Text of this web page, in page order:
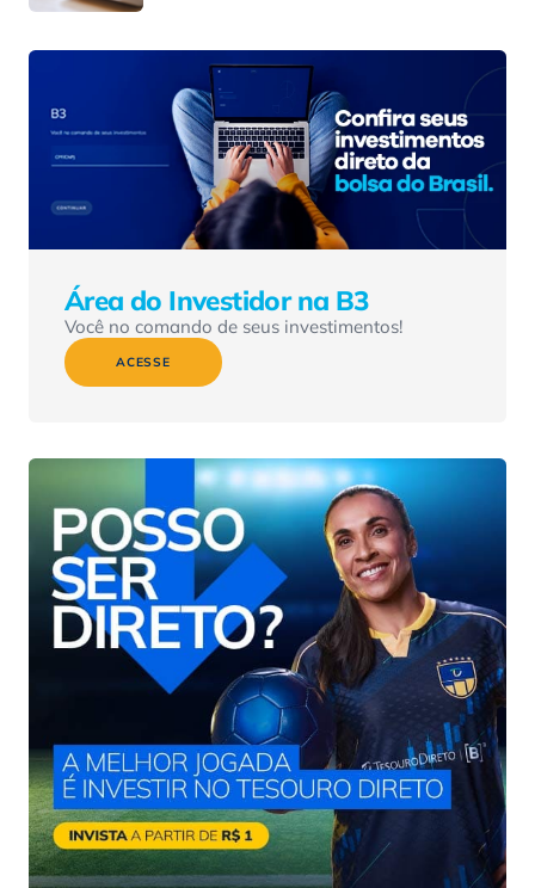
Área do Investidor na B3
Você no comando de seus investimentos!
ACESSE